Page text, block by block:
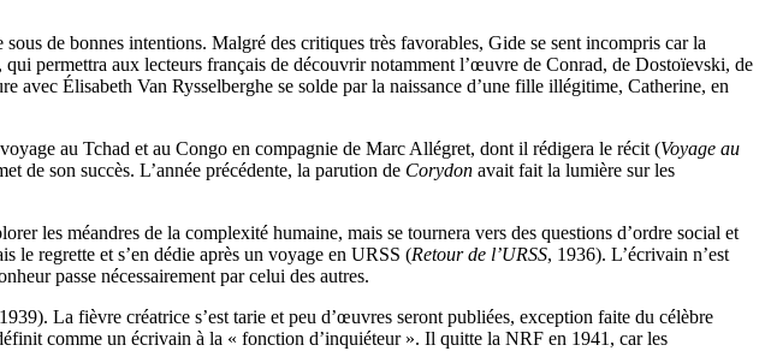
de bonnes intentions. Malgré des critiques très favorables, Gide se sent incompris car la
permettra aux lecteurs français de découvrir notamment l’œuvre de Conrad, de Dostoïevski, de
avec Élisabeth Van Rysselberghe se solde par la naissance d’une fille illégitime, Catherine, en
au Tchad et au Congo en compagnie de Marc Allégret, dont il rédigera le récit (Voyage au
de son succès. L’année précédente, la parution de Corydon avait fait la lumière sur les
les méandres de la complexité humaine, mais se tournera vers des questions d’ordre social et
le regrette et s’en dédie après un voyage en URSS (Retour de l’URSS, 1936). L’écrivain n’est
passe nécessairement par celui des autres.
La fièvre créatrice s’est tarie et peu d’œuvres seront publiées, exception faite du célèbre
comme un écrivain à la « fonction d’inquiéteur ». Il quitte la NRF en 1941, car les